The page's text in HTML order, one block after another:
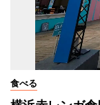
食べる